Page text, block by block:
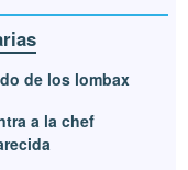
de los lombax
a la chef